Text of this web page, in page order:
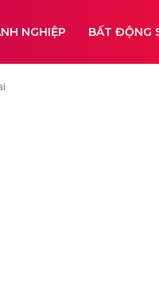
NGHIỆP BẤT ĐỘNG